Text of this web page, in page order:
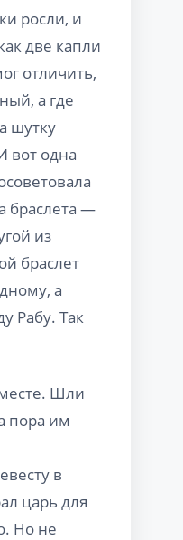
росли, и
две капли
отличить,
а где
шутку
вот одна
браслета —
из
браслет
а
Рабу. Так
Шли
пора им
в
царь для
Но не